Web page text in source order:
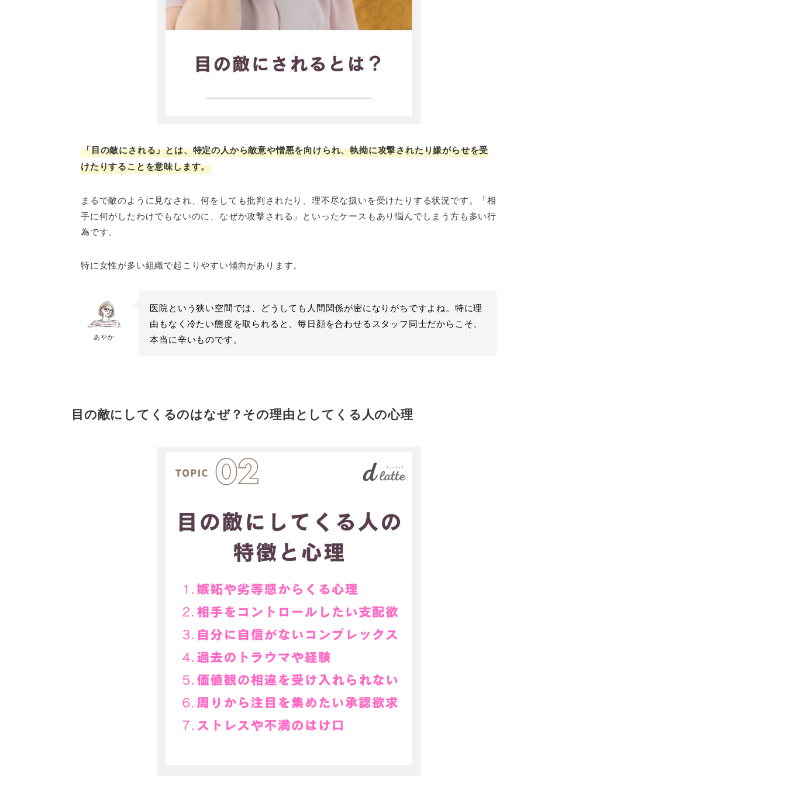
「目の敵にされる」とは、特定の人から敵意や憎悪を向けられ、執拗に攻撃されたり嫌がらせを受
けたりすることを意味します。
まるで敵のように見なされ、何をしても批判されたり、理不尽な扱いを受けたりする状況です。「相
手に何がしたわけでもないのに、なぜか攻撃される」といったケースもあり悩んでしまう方も多い行
為です。
特に女性が多い組織で起こりやすい傾向があります。
あやか
医院という狭い空間では、どうしても人間関係が密になりがちですよね。特に理
由もなく冷たい態度を取られると、毎日顔を合わせるスタッフ同士だからこそ、
本当に辛いものです。
目の敵にしてくるのはなぜ？その理由としてくる人の心理